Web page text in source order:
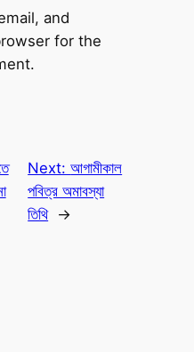
and
for the
Next:আগামীকাল
পবিত্র অমাবস্যা
তিথি →